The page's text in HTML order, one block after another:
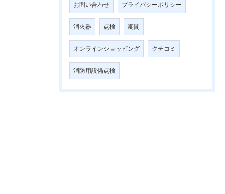
お問い合わせ プライバシーポリシー
消火器 点検 期間
オンラインショッピング クチコミ
消防用設備点検